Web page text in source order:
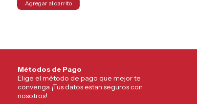
Métodos de Pago
Elige el método de pago que mejor te
convenga ¡Tus datos estan seguros con
nosotros!